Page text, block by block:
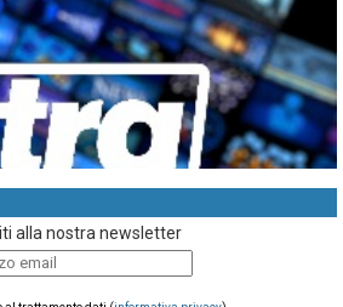
alla nostra newsletter